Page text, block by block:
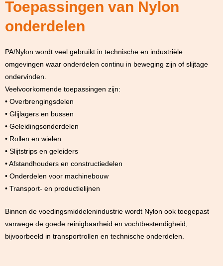
Toepassingen van Nylon
onderdelen
PA/Nylon wordt veel gebruikt in technische en industriële
omgevingen waar onderdelen continu in beweging zijn of slijtage
ondervinden.
Veelvoorkomende toepassingen zijn:
• Overbrengingsdelen
• Glijlagers en bussen
• Geleidingsonderdelen
• Rollen en wielen
• Slijtstrips en geleiders
• Afstandhouders en constructiedelen
• Onderdelen voor machinebouw
• Transport- en productielijnen
Binnen de voedingsmiddelenindustrie wordt Nylon ook toegepast
vanwege de goede reinigbaarheid en vochtbestendigheid,
bijvoorbeeld in transportrollen en technische onderdelen.